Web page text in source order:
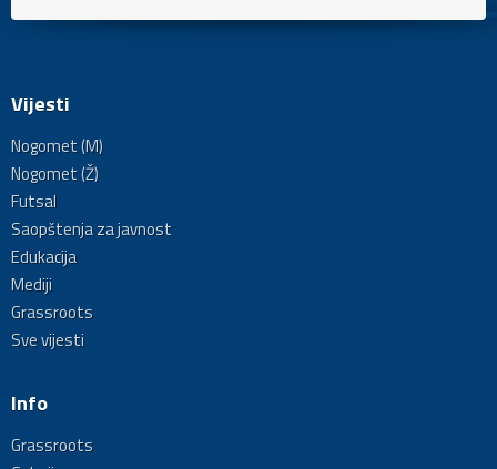
Vijesti
Nogomet (M)
Nogomet (Ž)
Futsal
Saopštenja za javnost
Edukacija
Mediji
Grassroots
Sve vijesti
Info
Grassroots